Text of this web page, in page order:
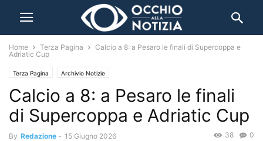
Home Terza Pagina
Calcio a 8: a Pesaro le finali di Supercoppa e
Adriatic Cup
Terza Pagina Archivio Notizie
Calcio a 8: a Pesaro le finali
di Supercoppa e Adriatic Cup
By Redazione - 15 Giugno 2026 0
38